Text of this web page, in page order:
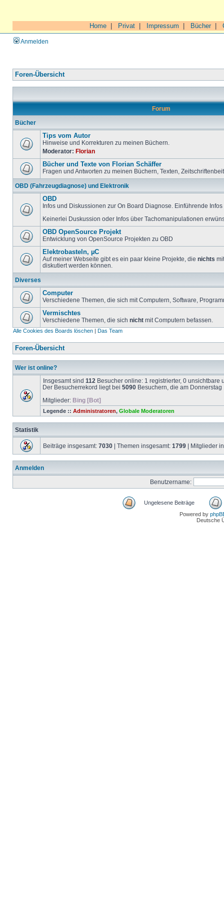
Home Privat Impressum Bücher|
Anmelden
Foren-Übersicht
Forum
Bücher
Tips vom Autor
Hinweise und Korrekturen zu meinen Büchern.
Moderator: Florian
Bücher und Texte von Florian Schäffer
Fragen und Antworten zu meinen Büchern, Texten,
OBD (Fahrzeugdiagnose) und Elektronik
OBD
Infos und Diskussionen zur On Board Diagnose. Einführende
Keinerlei Duskussion oder Infos über Tachomanipulationen
OBD OpenSource Projekt
Entwicklung von OpenSource Projekten zu OBD
Elektrobasteln, µC
Auf meiner Webseite gibt es ein paar kleine Projekte, die nichts
diskutiert werden können.
Diverses
Computer
Verschiedene Themen, die sich mit Computern, Software,
Vermischtes
Verschiedene Themen, die sich nicht mit Computern befassen.
Alle Cookies des Boards löschen | Das Team
Foren-Übersicht
Wer ist online?
Insgesamt sind 112 Besucher online: 1 registrierter, 0 unsichtbare
Der Besucherrekord liegt bei 5090 Besuchern, die am
Mitglieder: Bing [Bot]
Legende :: Administratoren, Globale Moderatoren
Statistik
Beiträge insgesamt: 7030 | Themen insgesamt: 1799 | Mitglieder
Anmelden
Benutzername:
Ungelesene Beiträge
Powered by
Deutsche